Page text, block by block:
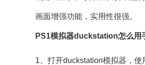
画面增强功能，实用性很强。
PS1模拟器duckstation怎么用
1、打开duckstation模拟器，